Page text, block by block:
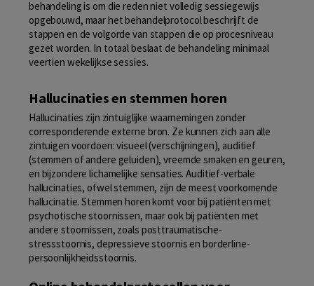
behandeling is om die reden niet volledig sessiegewijs
opgebouwd, maar het behandelprotocol beschrijft de
stappen en de volgorde van stappen die op procesniveau
gezet worden. In totaal beslaat de behandeling minimaal
veertien wekelijkse sessies.
Hallucinaties en stemmen horen
Hallucinaties zijn zintuiglijke waarnemingen zonder
corresponderende externe bron. Ze kunnen zich aan alle
zintuigen voordoen: visueel (verschijningen), auditief
(stemmen of andere geluiden), vreemde smaken en geuren,
en bijzondere lichamelijke sensaties. Auditief-verbale
hallucinaties, ofwel stemmen, zijn de meest voorkomende
hallucinatie. Stemmen horen komt voor bij patiënten met
psychotische stoornissen, maar ook bij patiënten met
andere stoornissen, zoals posttraumatische-
stressstoornis, depressieve stoornis en borderline-
persoonlijkheidsstoornis.